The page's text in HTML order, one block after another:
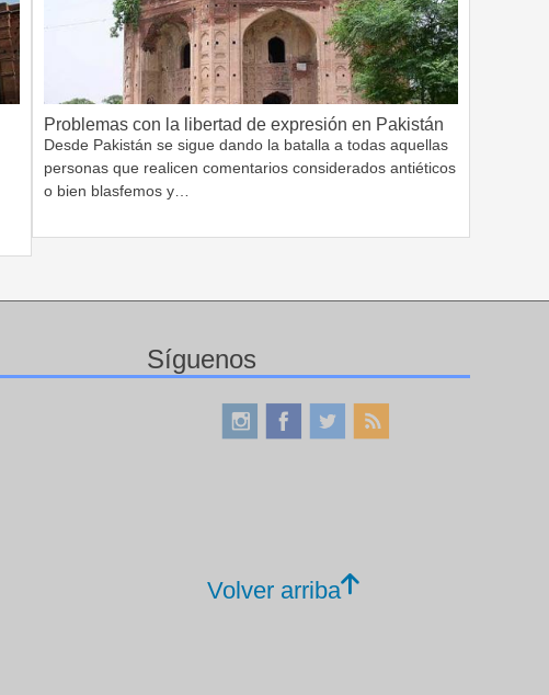
Problemas con la libertad de expresión en Pakistán
Desde Pakistán se sigue dando la batalla a todas aquellas
personas que realicen comentarios considerados antiéticos
o bien blasfemos y…
Síguenos
Volver arriba